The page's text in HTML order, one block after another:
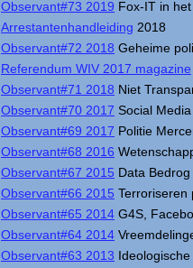
Observant#73 2019 Fox-IT in
Arrestantenhandleiding 2018
Observant#72 2018 Geheime
Referendum WIV 2017 magazine
Observant#71 2018 Niet
Observant#70 2017 Social
Observant#69 2017 Politie
Observant#68 2016
Observant#67 2015 Data Bedrog
Observant#66 2015 Terroriseren
Observant#65 2014 G4S,
Observant#64 2014
Observant#63 2013